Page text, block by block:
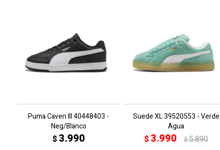
Puma Caven III 40448403 -
Neg/Blanco
$3.990
Suede XL 39520553 - Verde
Agua
$3.990 $5.890